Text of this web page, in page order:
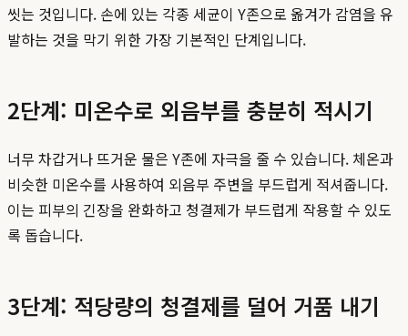
씻는 것입니다. 손에 있는 각종 세균이 Y존으로 옮겨가 감염을 유
발하는 것을 막기 위한 가장 기본적인 단계입니다.
2단계: 미온수로 외음부를 충분히 적시기
너무 차갑거나 뜨거운 물은 Y존에 자극을 줄 수 있습니다. 체온과
비슷한 미온수를 사용하여 외음부 주변을 부드럽게 적셔줍니다.
이는 피부의 긴장을 완화하고 청결제가 부드럽게 작용할 수 있도
록 돕습니다.
3단계: 적당량의 청결제를 덜어 거품 내기